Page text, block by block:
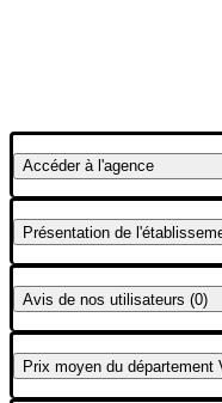
Accéderà l'agence
Présentation de
Avis de nos utilisateurs (0)
Prix moyen du département